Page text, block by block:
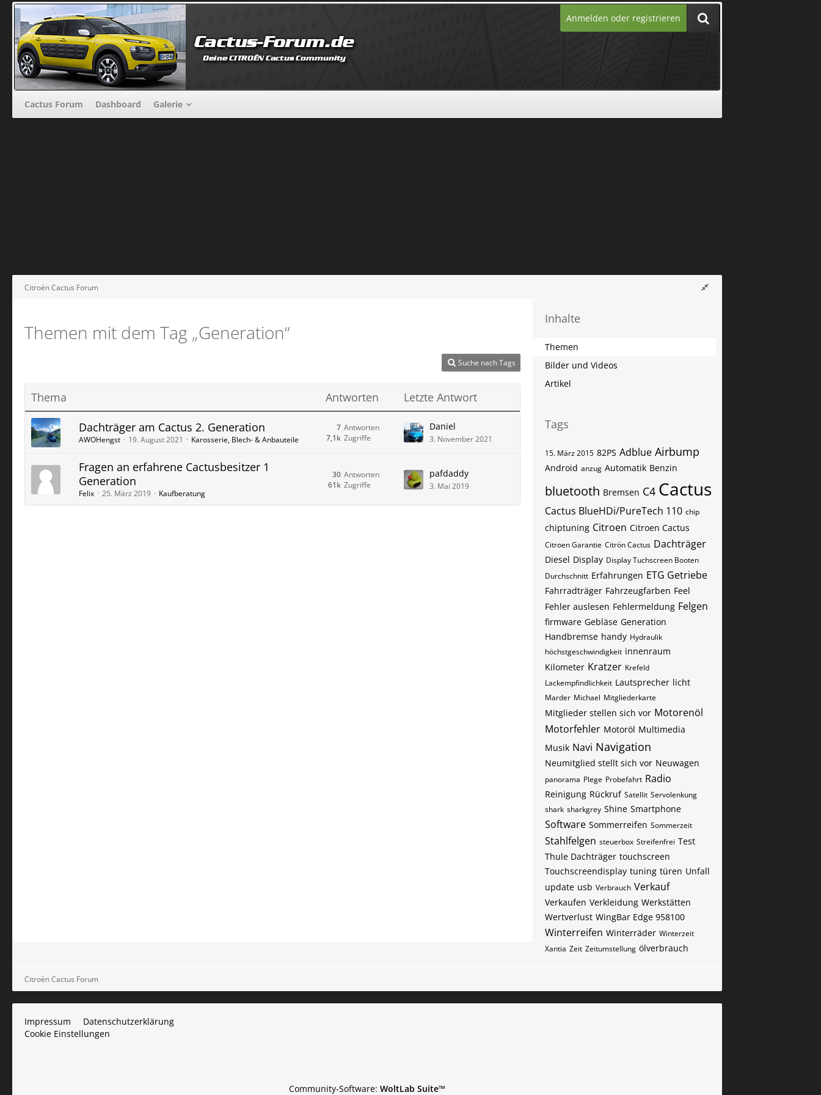
Anmelden oder registrieren
Cactus Forum Dashboard Galerie
Citroën Cactus Forum
Themen mit dem Tag „Generation“
Suche nach Tags
Thema Antworten Letzte Antwort
Dachträger am Cactus 2. Generation
AWOHengst 19. August 2021 Karosserie, Blech- & Anbauteile
Antworten
7
Zugriffe
7,1k
Daniel
3. November 2021
Fragen an erfahrene Cactusbesitzer 1
Generation
Felix 25. März 2019 Kaufberatung
Antworten
30
Zugriffe
61k
pafdaddy
3. Mai 2019
Inhalte
Themen
Bilder und Videos
Artikel
Tags
15. März 2015 82PS Adblue Airbump
Android anzug Automatik Benzin
bluetooth Bremsen C4 Cactus
Cactus BlueHDi/PureTech 110 chip
chiptuning Citroen Citroen Cactus
Citroen Garantie Citrön Cactus Dachträger
Diesel Display Display Tuchscreen Booten
Durchschnitt Erfahrungen ETG Getriebe
Fahrradträger Fahrzeugfarben Feel
Fehler auslesen Fehlermeldung Felgen
firmware Gebläse Generation
Handbremse handy Hydraulik
höchstgeschwindigkeit innenraum
Kilometer Kratzer Krefeld
Lackempfindlichkeit Lautsprecher licht
Marder Michael Mitgliederkarte
Mitglieder stellen sich vor Motorenöl
Motorfehler Motoröl Multimedia
Musik Navi Navigation
Neumitglied stellt sich vor Neuwagen
panorama Plege Probefahrt Radio
Reinigung Rückruf Satellit Servolenkung
shark sharkgrey Shine Smartphone
Software Sommerreifen Sommerzeit
Stahlfelgen steuerbox Streifenfrei Test
Thule Dachträger touchscreen
Touchscreendisplay tuning türen Unfall
update usb Verbrauch Verkauf
Verkaufen Verkleidung Werkstätten
Wertverlust WingBar Edge 958100
Winterreifen Winterräder Winterzeit
Xantia Zeit Zeitumstellung ölverbrauch
Citroën Cactus Forum
Impressum
Datenschutzerklärung
Cookie Einstellungen
Community-Software: WoltLab Suite™